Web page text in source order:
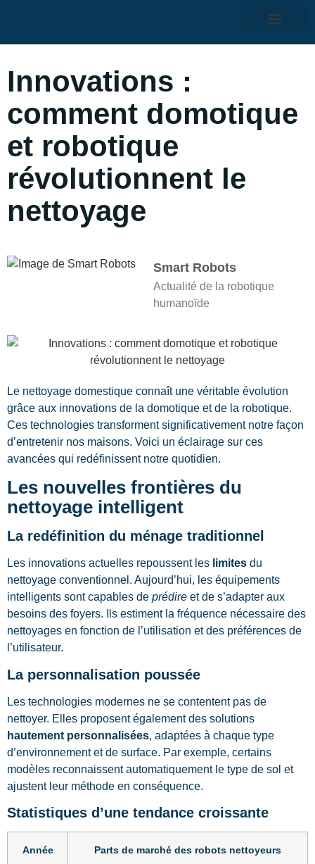
Innovations :
comment domotique
et robotique
révolutionnent le
nettoyage
Smart Robots
Actualité de la robotique
humanoïde
Le nettoyage domestique connaît une véritable évolution
grâce aux innovations de la domotique et de la robotique.
Ces technologies transforment significativement notre façon
d’entretenir nos maisons. Voici un éclairage sur ces
avancées qui redéfinissent notre quotidien.
Les nouvelles frontières du
nettoyage intelligent
La redéfinition du ménage traditionnel
Les innovations actuelles repoussent les limites du
nettoyage conventionnel. Aujourd’hui, les équipements
intelligents sont capables de prédire et de s’adapter aux
besoins des foyers. Ils estiment la fréquence nécessaire des
nettoyages en fonction de l’utilisation et des préférences de
l’utilisateur.
La personnalisation poussée
Les technologies modernes ne se contentent pas de
nettoyer. Elles proposent également des solutions
hautement personnalisées, adaptées à chaque type
d’environnement et de surface. Par exemple, certains
modèles reconnaissent automatiquement le type de sol et
ajustent leur méthode en conséquence.
Statistiques d’une tendance croissante
Année Parts de marché des robots nettoyeurs